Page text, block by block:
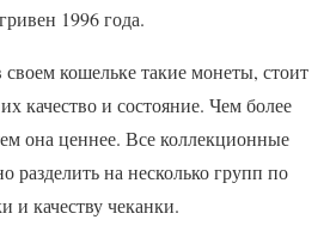
1996 года.
кошельке такие монеты, стоит
качество и состояние. Чем более
она ценнее. Все коллекционные
на несколько групп по
и качеству чеканки.